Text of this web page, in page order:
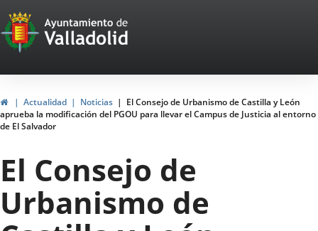
Portal
Web
del
Ayuntamiento
de
Valladolid
InicioActualidad Noticias
El Consejo de Urbanismo de Castilla y León
aprueba la modificación del PGOU para llevar el Campus de Justicia al entorno
de El Salvador
El Consejo de
Urbanismo de